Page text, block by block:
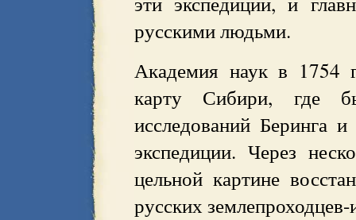
русскими людьми.
Академия наук в 1754
карту Сибири, где
исследований Беринга
экспедиции. Через
цельной картине
русских